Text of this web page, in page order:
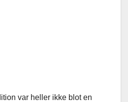
var heller ikke blot en